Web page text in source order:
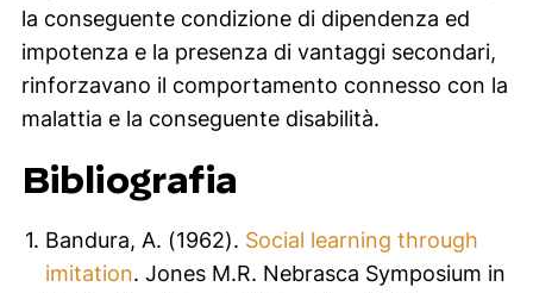
la conseguente condizione di dipendenza ed
impotenza e la presenza di vantaggi secondari,
rinforzavano il comportamento connesso con la
malattia e la conseguente disabilità.
Bibliografia
Bandura, A. (1962). Social learning through
imitation. Jones M.R. Nebrasca Symposium in